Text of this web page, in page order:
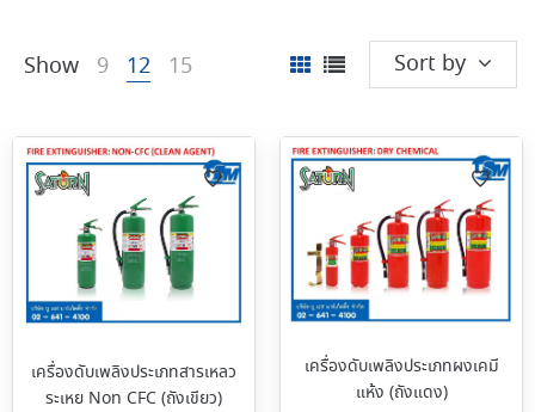
Show 9 12 15 Sort by
เครื่องดับเพลิงประเภทสารเหลว
ระเหย Non CFC (ถังเขียว)
เครื่องดับเพลิงประเภทผงเคมี
แห้ง (ถังแดง)